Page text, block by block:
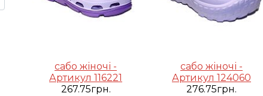
сабо жіночі -
Артикул 116221
267.75грн.
сабо жіночі -
Артикул 124060
276.75грн.